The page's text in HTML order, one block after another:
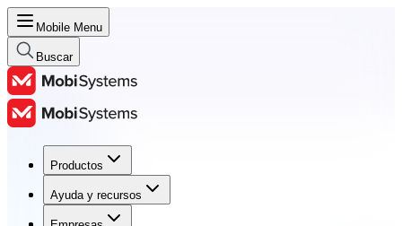
Mobile Menu
Buscar
Productos
Ayuda y recursos
Productos
Ayuda y recursos